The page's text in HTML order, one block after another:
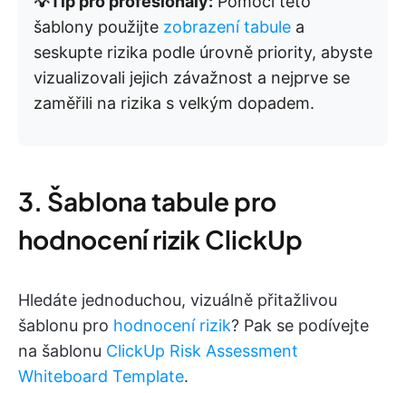
šablony použijte zobrazení tabule a
seskupte rizika podle úrovně priority, abyste
vizualizovali jejich závažnost a nejprve se
zaměřili na rizika s velkým dopadem.
3. Šablona tabule pro
hodnocení rizik ClickUp
Hledáte jednoduchou, vizuálně přitažlivou
šablonu pro hodnocení rizik? Pak se podívejte
na šablonu ClickUp Risk Assessment
Whiteboard Template.